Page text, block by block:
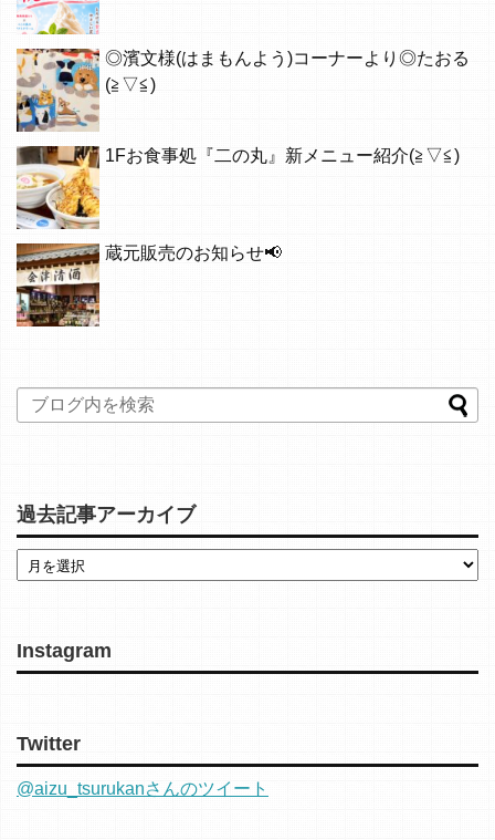
◎濱文様(はまもんよう)コーナーより◎たおる
(≧▽≦)
1Fお食事処『二の丸』新メニュー紹介(≧▽≦)
蔵元販売のお知らせ📢
過去記事アーカイブ
Instagram
Twitter
@aizu_tsurukanさんのツイート